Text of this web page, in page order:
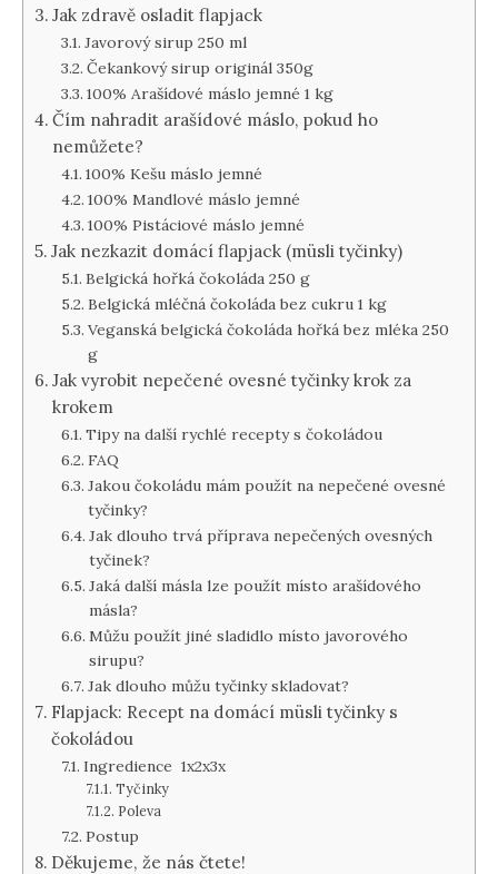
Jak zdravě osladit flapjack
Javorový sirup 250 ml
Čekankový sirup originál 350g
100% Arašídové máslo jemné 1 kg
Čím nahradit arašídové máslo, pokud ho
nemůžete?
100% Kešu máslo jemné
100% Mandlové máslo jemné
100% Pistáciové máslo jemné
Jak nezkazit domácí flapjack (müsli tyčinky)
Belgická hořká čokoláda 250 g
Belgická mléčná čokoláda bez cukru 1 kg
Veganská belgická čokoláda hořká bez mléka 250
g
Jak vyrobit nepečené ovesné tyčinky krok za
krokem
Tipy na další rychlé recepty s čokoládou
FAQ
Jakou čokoládu mám použít na nepečené ovesné
tyčinky?
Jak dlouho trvá příprava nepečených ovesných
tyčinek?
Jaká další másla lze použít místo arašídového
másla?
Můžu použít jiné sladidlo místo javorového
sirupu?
Jak dlouho můžu tyčinky skladovat?
Flapjack: Recept na domácí müsli tyčinky s
čokoládou
Ingredience 1x2x3x
Tyčinky
Poleva
Postup
Děkujeme, že nás čtete!